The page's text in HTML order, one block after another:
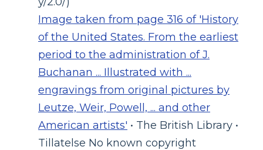
Image taken from page 316 of 'History
of the United States. From the earliest
period to the administration of J.
Buchanan ... Illustrated with ...
engravings from original pictures by
Leutze, Weir, Powell, ... and other
American artists' • The British Library •
Tillatelse No known copyright